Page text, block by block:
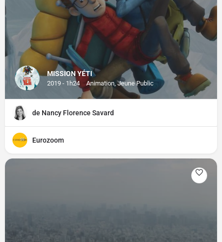
MISSION YÉTI
2019 - 1h24 Animation, Jeune Public
de Nancy Florence Savard
Eurozoom